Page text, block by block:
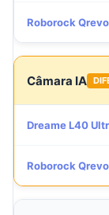
Roborock
Câmara IA
Dreame L40
Roborock